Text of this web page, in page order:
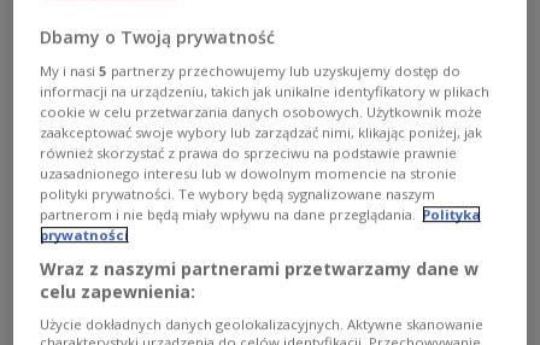
Koncert Steczkowskich w Świętej
Dbamy o Twoją prywatność
My i nasi5 partnerzy przechowujemy lub uzyskujemy dostęp do
informacji na urządzeniu, takich jak unikalne identyfikatory w plikach
cookie w celu przetwarzania danych osobowych. Użytkownik może
zaakceptować swoje wybory lub zarządzać nimi, klikając poniżej, jak
również skorzystać z prawa do sprzeciwu na podstawie prawnie
uzasadnionego interesu lub w dowolnym momencie na stronie
polityki prywatności. Te wybory będą sygnalizowane naszym
partnerom i nie będą miały wpływu na dane przeglądania.
Polityka
prywatności
Wraz z naszymi partnerami przetwarzamy dane w
celu zapewnienia:
Użycie dokładnych danych geolokalizacyjnych. Aktywne skanowanie